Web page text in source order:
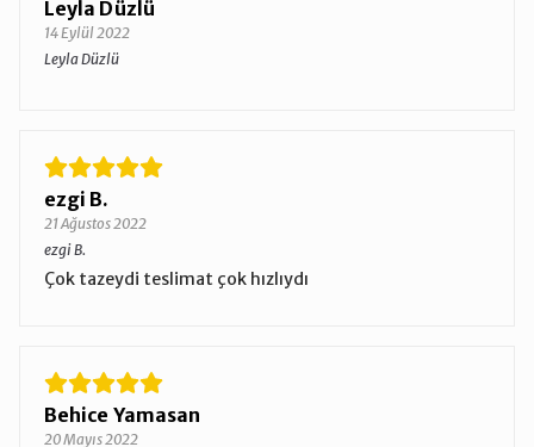
Leyla Düzlü
14 Eylül 2022
Leyla Düzlü
ezgi B.
21 Ağustos 2022
ezgi B.
Çok tazeydi teslimat çok hızlıydı
Behice Yamasan
20 Mayıs 2022